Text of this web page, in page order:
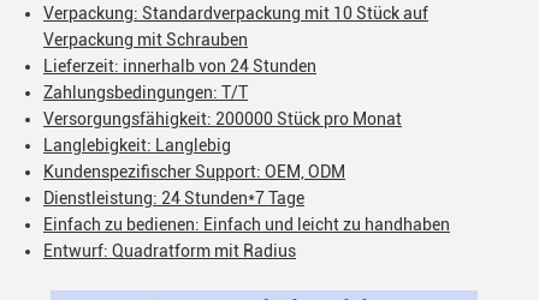
Verpackung: Standardverpackung mit 10 Stück auf
Verpackung mit Schrauben
Lieferzeit: innerhalb von 24 Stunden
Zahlungsbedingungen: T/T
Versorgungsfähigkeit: 200000 Stück pro Monat
Langlebigkeit: Langlebig
Kundenspezifischer Support: OEM, ODM
Dienstleistung: 24 Stunden*7 Tage
Einfach zu bedienen: Einfach und leicht zu handhaben
Entwurf: Quadratform mit Radius